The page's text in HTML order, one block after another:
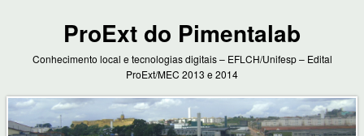
ProExt do Pimentalab
Conhecimento local e tecnologias digitais – EFLCH/Unifesp – Edital
ProExt/MEC 2013 e 2014